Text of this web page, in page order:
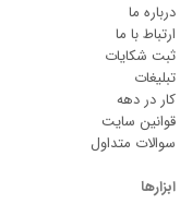
درباره ما
ارتباط با ما
ثبت شکایات
تبلیغات
کار در دهه
قوانین سایت
سوالات متداول
ابزارها